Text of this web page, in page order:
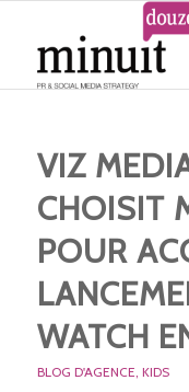
VIZ
CHOISIT
POUR
WATCH
BLOG D'AGENCE, KIDS